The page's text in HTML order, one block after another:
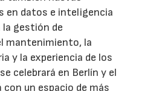
en datos e inteligencia
gestión de
mantenimiento, la
y la experiencia de los
celebrará en Berlín y el
un espacio de más